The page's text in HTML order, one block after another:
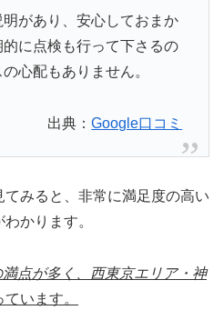
があり、安心しておまか
に点検も行って下さるの
心配もありません。
出典：Google口コミ
みると、非常に満足度の高い
かります。
満点が多く、西東京エリア・神
います。